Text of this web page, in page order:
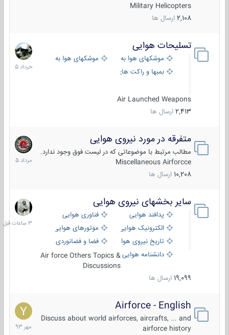
Military Helicopters
2,108 ارسال ها
تسلیحات هوایی
موشکهای هوا به هوا
موشکهای هوا به سطح
بمبها و راکت های هوایی
Air Launched Weapons
2,413 ارسال ها
30
خرداد
1405
متفرقه در مورد نیروی هوایی
مطالب مرتبط با موضوعاتی که در لیست فوق وجود ندارد.
Miscellaneous Airforcce
10,208 ارسال ها
7
مرداد
سایر بخشهای نیروی هوایی
پدافند هوایی
فناوری هوایی
الکترونیک هوایی
موتورهای هوایی
تاریخ نیروی هوایی
فضا و فضانوردی
دانشنامه هوایی Air force Others Topics &
Discussions
19,099 ارسال ها
3
قبل
Airforce - English
Discuss about world airforces, aircrafts, ... and
airforce history
15
مهر